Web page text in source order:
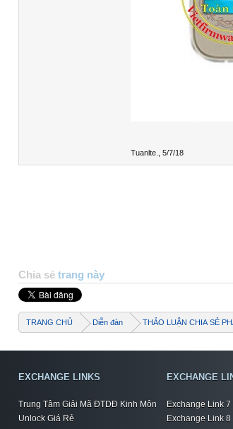
Tuanlte. 5/7/18
Chia sẻ trang này
TRANG CHỦ Diễn đàn THẢO LUẬN CHIA SẺ
EXCHANGE LINKS
Trung Tâm Giải Mã ĐTDĐ Kinh Môn
Unlock Giá Rẻ
EXCHANGE
Exchange Link 7
Exchange Link 8